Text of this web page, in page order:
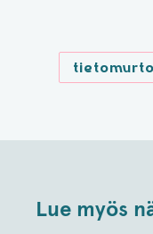
tietomurto
Lue myös